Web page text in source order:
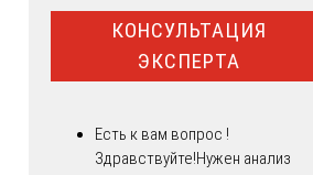
КОНСУЛЬТАЦИЯ
ЭКСПЕРТА
Есть к вам вопрос !
Здравствуйте!Нужен анализ